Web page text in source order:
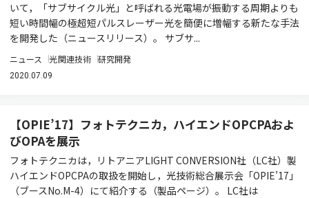
いて，「サブサイクル光」と呼ばれる光電場が振動する周期よりも
短い時間幅の極超短パルスレーザー光を簡便に増幅する新たな手法
を開発した（ニュースリリース）。 サブサ...
ニュース 光関連技術 研究開発
2020.07.09
【OPIE’17】フォトテクニカ，ハイエンドOPCPAおよ
びOPAを展示
フォトテクニカは，リトアニアLIGHT CONVERSION社（LC社）製
ハイエンドOPCPAの取扱を開始し，光技術総合展示会「OPIE’17」
（ブースNo.M-4）にて紹介する（製品ページ）。 LC社は